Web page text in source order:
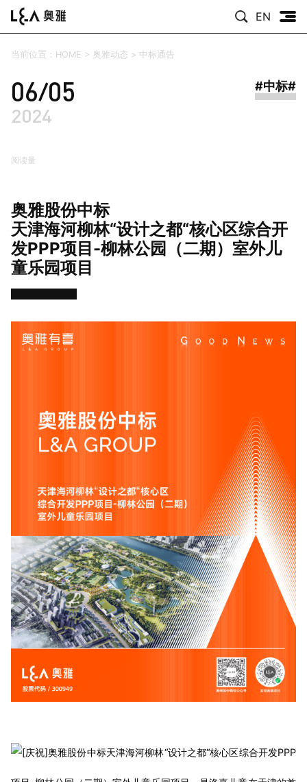
EN
当前位置： HOME > 奥雅动态 > 中标通告
06/05
2024
阅读量
#中标#
奥雅股份中标
天津海河柳林“设计之都“核心区综合开
发PPP项目-柳林公园（二期）室外儿
童乐园项目
奥雅股份中标天津海河柳林“设计之都“核心区综合开发PPP